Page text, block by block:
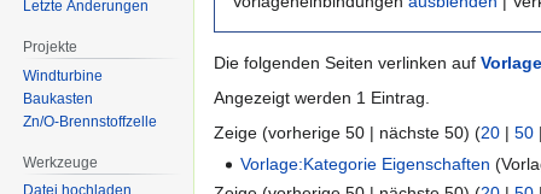
Die folgenden Seiten verlinken auf
Angezeigt werden 1 Eintrag.
Zeige (vorherige 50 | nächste 50) (20 | 50
Vorlage:Kategorie Eigenschaften
Letzte Änderungen
Projekte
Windturbine
Baukasten
Zn/O-Brennstoffzelle
Werkzeuge